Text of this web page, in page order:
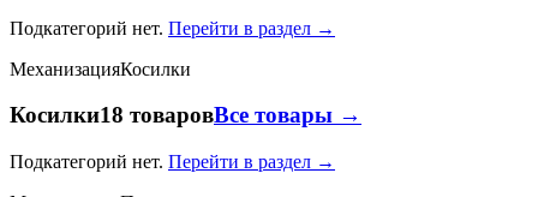
Подкатегорий нет. Перейти в раздел →
МеханизацияКосилки
Косилки18 товаровВсе товары →
Подкатегорий нет. Перейти в раздел →